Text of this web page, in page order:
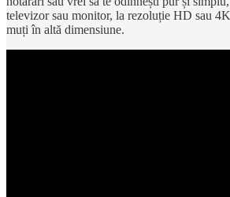
televizor sau monitor, la rezoluție HD sau
muți în altă dimensiune.